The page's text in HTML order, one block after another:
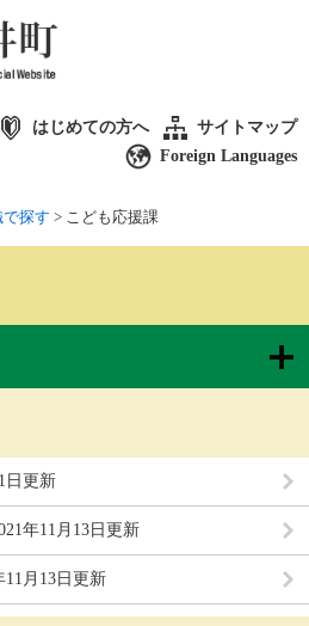
はじめての方へ
サイトマップ
Foreign Languages
探す > こども応援課
日更新
年11月13日更新
11月13日更新